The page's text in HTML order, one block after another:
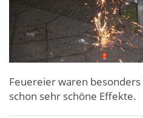
Feuereier waren besonders
schon sehr schöne Effekte.